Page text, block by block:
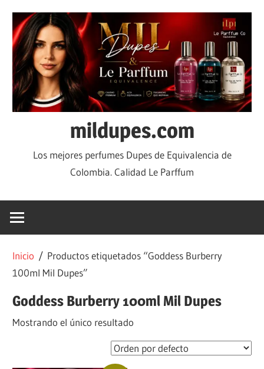
mildupes.com
Los mejores perfumes Dupes de Equivalencia de
Colombia. Calidad Le Parffum
Inicio / Productos etiquetados “Goddess Burberry
100ml Mil Dupes”
Goddess Burberry 100ml Mil Dupes
Mostrando el único resultado